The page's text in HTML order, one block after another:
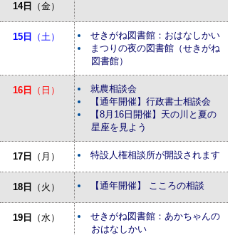
14日 （金）
15日 （土）
せきがね図書館：おはなしかい
まつりの夜の図書館（せきがね
図書館）
16日 （日）
就農相談会
【通年開催】行政書士相談会
【8月16日開催】天の川と夏の
星座を見よう
17日 （月） 特設人権相談所が開設されます
18日 （火） 【通年開催】 こころの相談
19日 （水）
せきがね図書館：あかちゃんの
おはなしかい